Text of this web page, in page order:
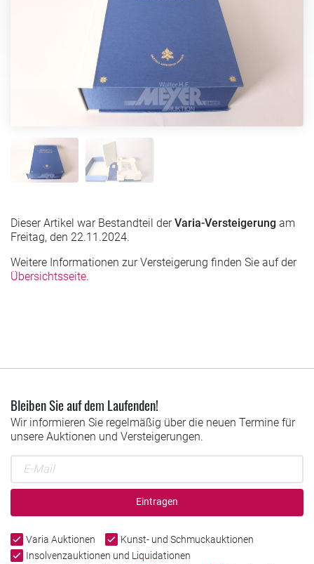
Dieser Artikel war Bestandteil derVaria-Versteigerung am
Freitag, den 22.11.2024.
Weitere Informationen zur Versteigerung finden Sie auf der
Übersichtsseite.
Bleiben Sie auf dem Laufenden!
Wir informieren Sie regelmäßig über die neuen Termine für
unsere Auktionen und Versteigerungen.
Eintragen
Varia Auktionen
Kunst- und Schmuckauktionen
Insolvenzauktionen und Liquidationen